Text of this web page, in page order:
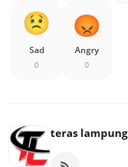
Sad
0
Angry
0
teras lampung